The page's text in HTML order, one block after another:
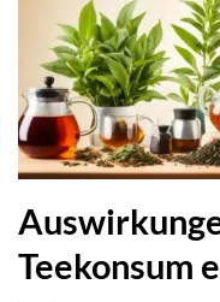
Teekonsum